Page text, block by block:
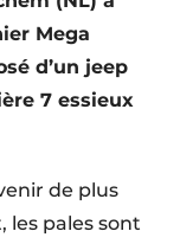
Mega
d’un jeep
7 essieux
de plus
les pales sont